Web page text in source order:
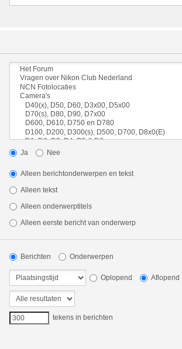
Ja Nee
Alleen berichtonderwerpen en tekst
Alleen tekst
Alleen onderwerptitels
Alleen eerste bericht van onderwerp
Berichten Onderwerpen
Oplopend Aflopend
tekens in berichten